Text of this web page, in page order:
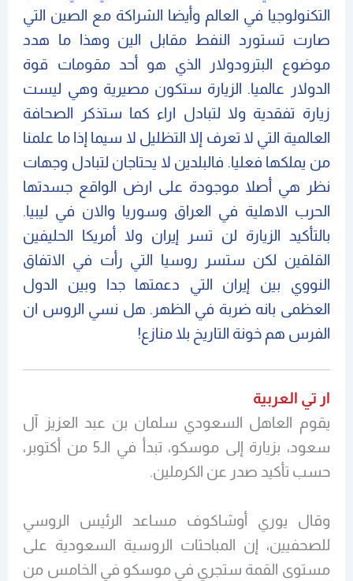
التكنولوجيا في العالم وأيضا الشراكة مع الصين التي
صارت تستورد النفط مقابل الين وهذا ما هدد
موضوع البترودولار الذي هو أحد مقومات قوة
الدولار عالميا. الزيارة ستكون مصيرية وهي ليست
زيارة تفقدية ولا لتبادل اراء كما ستذكر الصحافة
العالمية التي لا تعرف إلا التظليل لا سيما إذا ما علمنا
من يملكها فعليا. فالبلدين لا يحتاجان لتبادل وجهات
نظر هي أصلا موجودة على ارض الواقع جسدتها
الحرب الاهلية في العراق وسوريا والان في ليبيا.
بالتأكيد الزيارة لن تسر إيران ولا أمريكا الحليفين
القلقين لكن ستسر روسيا التي رأت في الاتفاق
النووي بين إيران التي دعمتها جدا وبين الدول
العظمى بانه ضربة في الظهر. هل نسي الروس ان
الفرس هم خونة التاريخ بلا منازع!
ار تي العربية
يقوم العاهل السعودي سلمان بن عبد العزيز آل
سعود، بزيارة إلى موسكو، تبدأ في الـ5 من أكتوبر،
حسب تأكيد صدر عن الكرملين.
وقال يوري أوشاكوف مساعد الرئيس الروسي
للصحفيين، إن المباحثات الروسية السعودية على
مستوى القمة ستجري في موسكو في الخامس من